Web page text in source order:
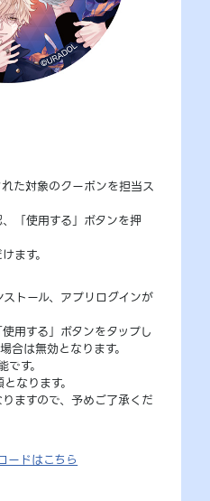
た対象のクーポンを担当ス
「使用する」ボタンを押
ます。
トール、アプリログインが
用する」ボタンをタップし
合は無効となります。
す。
なります。
ますので、予めご了承くだ
ードはこちら